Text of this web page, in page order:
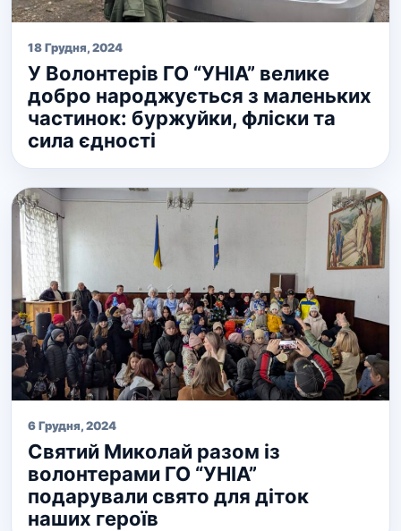
18 Грудня, 2024
У Волонтерів ГО “УНІА” велике
добро народжується з маленьких
частинок: буржуйки, фліски та
сила єдності
6 Грудня, 2024
Святий Миколай разом із
волонтерами ГО “УНІА”
подарували свято для діток
наших героїв